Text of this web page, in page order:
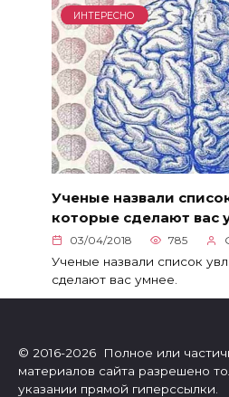
ИНТЕРЕСНО
Ученые назвали
которые сделают вас
03/04/2018 785
Ученые назвали список
сделают вас умнее.
© 2016-2026 Полное или
материалов сайта разрешено
указании прямой гиперссылки.